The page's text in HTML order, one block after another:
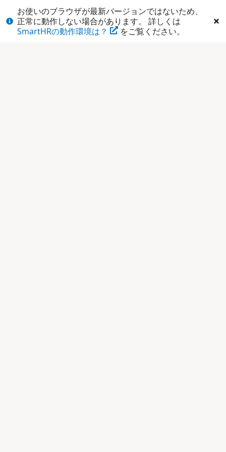
お使いのブラウザが最新バージョンではないため、
正常に動作しない場合があります。 詳しくは
SmartHRの動作環境は？
をご覧ください。